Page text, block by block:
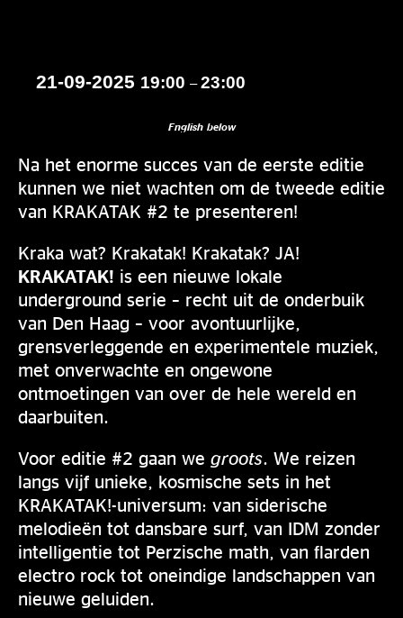
21-09-2025 19:00 –23:00
English below
Na het enorme succes van de eerste editie
kunnen we niet wachten om de tweede editie
van KRAKATAK #2 te presenteren!
Kraka wat? Krakatak! Krakatak? JA!
KRAKATAK! is een nieuwe lokale
underground serie – recht uit de onderbuik
van Den Haag – voor avontuurlijke,
grensverleggende en experimentele muziek,
met onverwachte en ongewone
ontmoetingen van over de hele wereld en
daarbuiten.
Voor editie #2 gaan we groots. We reizen
langs vijf unieke, kosmische sets in het
KRAKATAK!-universum: van siderische
melodieën tot dansbare surf, van IDM zonder
intelligentie tot Perzische math, van flarden
electro rock tot oneindige landschappen van
nieuwe geluiden.